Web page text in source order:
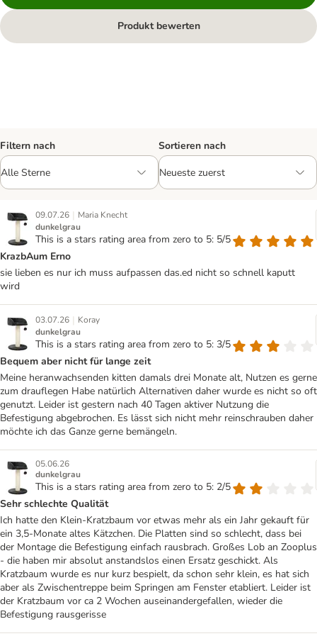
Produkt bewerten
Filtern nach Sortieren nach
09.07.26 | Maria Knecht
dunkelgrau
This is a stars rating area from zero to 5: 5/5
KrazbAum Erno
sie lieben es nur ich muss aufpassen das.ed nicht so schnell kaputt
wird
03.07.26 | Koray
dunkelgrau
This is a stars rating area from zero to 5: 3/5
Bequem aber nicht für lange zeit
Meine heranwachsenden kitten damals drei Monate alt, Nutzen es gerne
zum drauflegen Habe natürlich Alternativen daher wurde es nicht so oft
genutzt. Leider ist gestern nach 40 Tagen aktiver Nutzung die
Befestigung abgebrochen. Es lässt sich nicht mehr reinschrauben daher
möchte ich das Ganze gerne bemängeln.
05.06.26
dunkelgrau
This is a stars rating area from zero to 5: 2/5
Sehr schlechte Qualität
Ich hatte den Klein-Kratzbaum vor etwas mehr als ein Jahr gekauft für
ein 3,5-Monate altes Kätzchen. Die Platten sind so schlecht, dass bei
der Montage die Befestigung einfach rausbrach. Großes Lob an Zooplus
- die haben mir absolut anstandslos einen Ersatz geschickt. Als
Kratzbaum wurde es nur kurz bespielt, da schon sehr klein, es hat sich
aber als Zwischentreppe beim Springen am Fenster etabliert. Leider ist
der Kratzbaum vor ca 2 Wochen auseinandergefallen, wieder die
Befestigung rausgerisse